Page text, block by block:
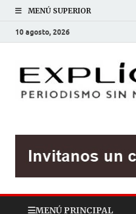
MENÚ SUPERIOR
10 agosto, 2026
MENÚ PRINCIPAL